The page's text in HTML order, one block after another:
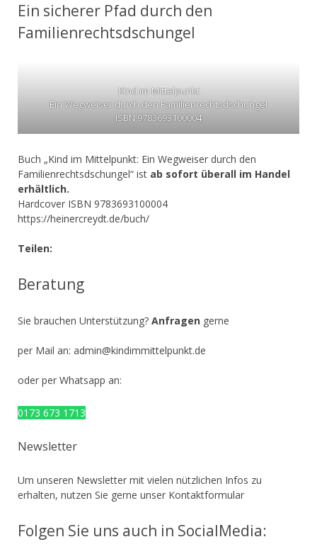
Ein sicherer Pfad durch den
Familienrechtsdschungel
Kind im Mittelpunkt
Ein Wegweiser durch den Familienrechtsdschungel
ISBN 9783693100004
Buch „Kind im Mittelpunkt: Ein Wegweiser durch den
Familienrechtsdschungel“ ist ab sofort überall im Handel
erhältlich.
Hardcover ISBN 9783693100004
https://heinercreydt.de/buch/
Teilen:
Beratung
Sie brauchen Unterstützung? Anfragen gerne
per Mail an: admin@kindimmittelpunkt.de
oder per Whatsapp an:
0173 673 1713
Newsletter
Um unseren Newsletter mit vielen nützlichen Infos zu
erhalten, nutzen Sie gerne unser Kontaktformular
Folgen Sie uns auch in SocialMedia: